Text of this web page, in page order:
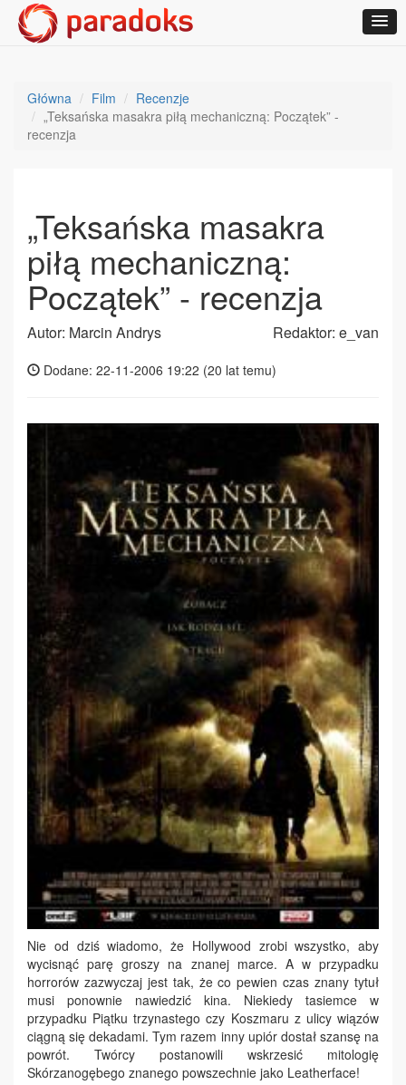
Główna Film
Recenzje
„Teksańska masakra piłą mechaniczną: Początek” -
recenzja
„Teksańska masakra
piłą mechaniczną:
Początek” - recenzja
Autor: Marcin Andrys Redaktor: e_van
Dodane: 22-11-2006 19:22 (20 lat temu)
Nie od dziś wiadomo, że Hollywood zrobi wszystko, aby
wycisnąć parę groszy na znanej marce. A w przypadku
horrorów zazwyczaj jest tak, że co pewien czas znany tytuł
musi ponownie nawiedzić kina. Niekiedy tasiemce w
przypadku Piątku trzynastego czy Koszmaru z ulicy wiązów
ciągną się dekadami. Tym razem inny upiór dostał szansę na
powrót. Twórcy postanowili wskrzesić mitologię
Skórzanogębego znanego powszechnie jako Leatherface!